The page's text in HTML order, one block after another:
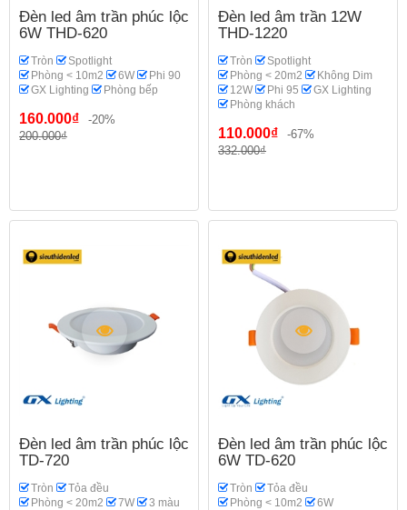
Đèn led âm trần phúc lộc
6W THD-620
Tròn
Spotlight
Phòng < 10m2
6W
Phi 90
GX Lighting
Phòng bếp
160.000₫
-20%
200.000₫
Đèn led âm trần 12W
THD-1220
Tròn
Spotlight
Phòng < 20m2
Không Dim
12W
Phi 95
GX Lighting
Phòng khách
110.000₫
-67%
332.000₫
Đèn led âm trần phúc lộc
TD-720
Tròn
Tỏa đều
Phòng < 20m2
7W
3 màu
Đèn led âm trần phúc lộc
6W TD-620
Tròn
Tỏa đều
Phòng < 10m2
6W